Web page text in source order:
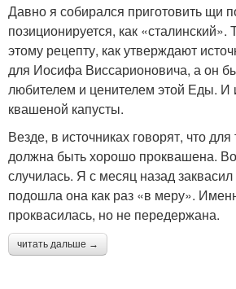
Давно я собирался приготовить щи
позиционируется, как
этому рецепту, как утверждают
для Иосифа Виссарионовича, а он
любителем и ценителем этой Еды. И
квашеной капусты.
Везде, в источниках говорят, что
должна быть хорошо проквашена.
случилась. Я с месяц назад заквасил
подошла она как раз «в меру».
проквасилась, но не передержана.
читать дальше →